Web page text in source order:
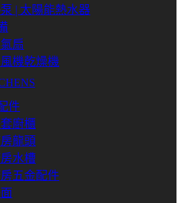
| 太陽能熱水器
扇
機乾燥機
件
廚櫃
龍頭
水槽
五金配件